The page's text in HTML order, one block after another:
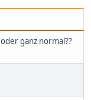
ganz normal??